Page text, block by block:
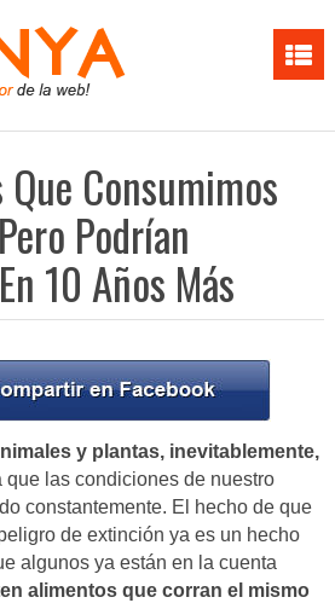
Consumimos
Podrían
10 Años Más
y plantas, inevitablemente,
que las condiciones de nuestro
constantemente. El hecho de que
de extinción ya es un hecho
algunos ya están en la cuenta
alimentos que corran el mismo